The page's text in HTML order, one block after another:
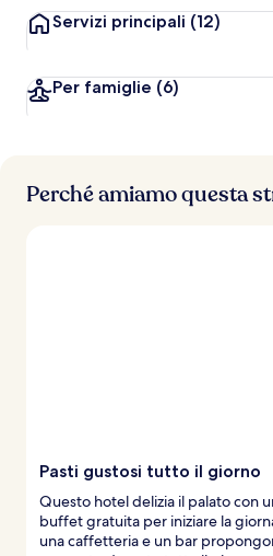
Servizi principali (12)
Per famiglie (6)
Perché amiamo questa
Pasti gustosi tutto il giorno
Questo hotel delizia il palato con
buffet gratuita per iniziare la
una caffetteria e un bar